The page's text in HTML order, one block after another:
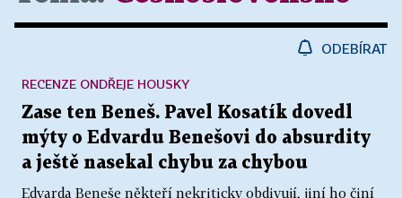
ODEBÍRAT
Zase ten Beneš. Pavel Kosatík dovedl
mýty o Edvardu Benešovi do absurdity
a ještě nasekal chybu za chybou
Edvarda Beneše někteří nekriticky obdivují, jiní ho činí
RECENZE ONDŘEJE HOUSKY